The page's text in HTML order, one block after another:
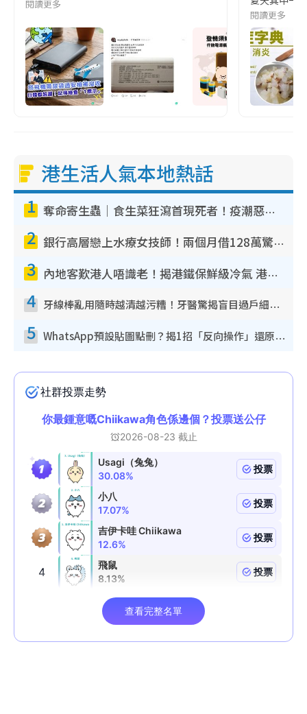
閱讀更多
閱讀更多
港生活人氣本地熱話
1 奪命寄生蟲｜食生菜狂瀉首現死者！疫潮惡化錄1.8萬宗病例 揭洗菜3大謬誤
2 銀行高層戀上水療女技師！兩個月借128萬驚覺「沉船」沉落火海 揭背後疑似邪教操控賣淫
3 內地客歎港人唔識老！揭港鐵保鮮級冷氣 港人求放過：咪投訴
4 牙線棒亂用隨時越清越污糟！牙醫驚揭盲目過戶細菌恐致蛀牙：呢種先係日常真保養
5 WhatsApp預設貼圖點刪？揭1招「反向操作」還原簡潔介面 附3步實測教學